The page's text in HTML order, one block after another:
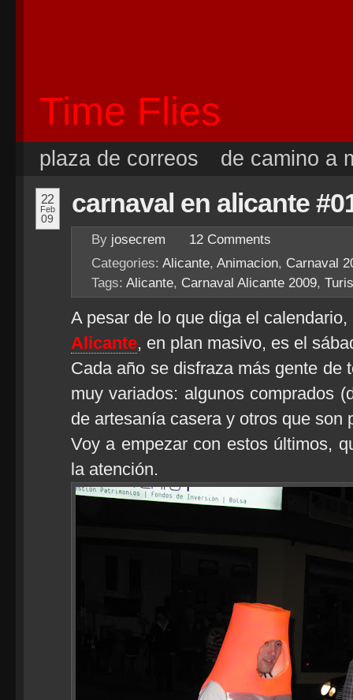
Time Flies
plaza de correos de camino a
22
Feb
09
carnaval en alicante
By josecrem 12 Comments
Categories: Alicante, Animacion, Carnaval
Tags: Alicante, Carnaval Alicante 2009,
A pesar de lo que diga el
Alicante, en plan masivo, es el
Cada año se disfraza más gente de
muy variados: algunos comprados
de artesanía casera y otros que son
Voy a empezar con estos últimos,
la atención.